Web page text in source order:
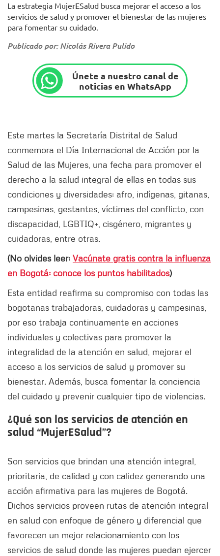
La estrategia MujerESalud busca mejorar el acceso a los
servicios de salud y promover el bienestar de las mujeres
para fomentar su cuidado.
Publicado por: Nicolás Rivera Pulido
Únete a nuestro canal de
noticias en WhatsApp
Este martes la Secretaría Distrital de Salud
conmemora el Día Internacional de Acción por la
Salud de las Mujeres, una fecha para promover el
derecho a la salud integral de ellas en todas sus
condiciones y diversidades: afro, indígenas, gitanas,
campesinas, gestantes, víctimas del conflicto, con
discapacidad, LGBTIQ+, cisgénero, migrantes y
cuidadoras, entre otras.
(No olvides leer: Vacúnate gratis contra la influenza
en Bogotá: conoce los puntos habilitados)
Esta entidad reafirma su compromiso con todas las
bogotanas trabajadoras, cuidadoras y campesinas,
por eso trabaja continuamente en acciones
individuales y colectivas para promover la
integralidad de la atención en salud, mejorar el
acceso a los servicios de salud y promover su
bienestar. Además, busca fomentar la conciencia
del cuidado y prevenir cualquier tipo de violencias.
¿Qué son los servicios de atención en
salud “MujerESalud”?
Son servicios que brindan una atención integral,
prioritaria, de calidad y con calidez generando una
acción afirmativa para las mujeres de Bogotá.
Dichos servicios proveen rutas de atención integral
en salud con enfoque de género y diferencial que
favorecen un mejor relacionamiento con los
servicios de salud donde las mujeres puedan ejercer